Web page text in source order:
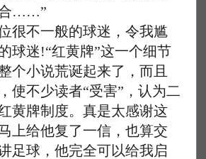
合……”
不一般的球迷，令我尴
球迷!“红黄牌”这一个细节
个小说荒诞起来了，而且
使不少读者“受害”，认为二
黄牌制度。真是太感谢这
上给他复了一信，也算交
足球，他完全可以给我启